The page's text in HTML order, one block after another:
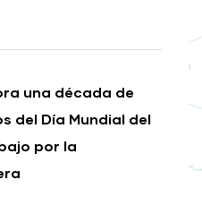
una década de
del Día Mundial del
por la